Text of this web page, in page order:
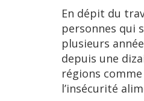
En dépit du
personnes qui
plusieurs
depuis une
régions
l’insécurité